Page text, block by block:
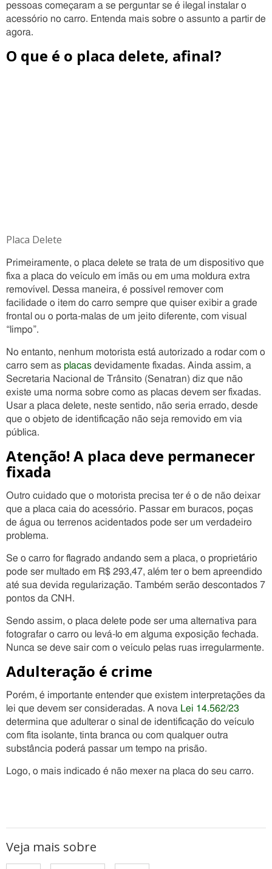
pessoas começaram a se perguntar se é ilegal instalar o
acessório no carro. Entenda mais sobre o assunto a partir de
agora.
O que é o placa delete, afinal?
Placa Delete
Primeiramente, o placa delete se trata de um dispositivo que
fixa a placa do veículo em ímãs ou em uma moldura extra
removível. Dessa maneira, é possível remover com
facilidade o item do carro sempre que quiser exibir a grade
frontal ou o porta-malas de um jeito diferente, com visual
“limpo”.
No entanto, nenhum motorista está autorizado a rodar com o
carro sem as placas devidamente fixadas. Ainda assim, a
Secretaria Nacional de Trânsito (Senatran) diz que não
existe uma norma sobre como as placas devem ser fixadas.
Usar a placa delete, neste sentido, não seria errado, desde
que o objeto de identificação não seja removido em via
pública.
Atenção! A placa deve permanecer
fixada
Outro cuidado que o motorista precisa ter é o de não deixar
que a placa caia do acessório. Passar em buracos, poças
de água ou terrenos acidentados pode ser um verdadeiro
problema.
Se o carro for flagrado andando sem a placa, o proprietário
pode ser multado em R$ 293,47, além ter o bem apreendido
até sua devida regularização. Também serão descontados 7
pontos da CNH.
Sendo assim, o placa delete pode ser uma alternativa para
fotografar o carro ou levá-lo em alguma exposição fechada.
Nunca se deve sair com o veículo pelas ruas irregularmente.
Adulteração é crime
Porém, é importante entender que existem interpretações da
lei que devem ser consideradas. A nova Lei 14.562/23
determina que adulterar o sinal de identificação do veículo
com fita isolante, tinta branca ou com qualquer outra
substância poderá passar um tempo na prisão.
Logo, o mais indicado é não mexer na placa do seu carro.
Veja mais sobre